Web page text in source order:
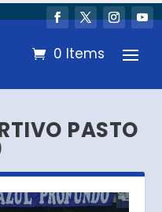
0 Items
PASTO